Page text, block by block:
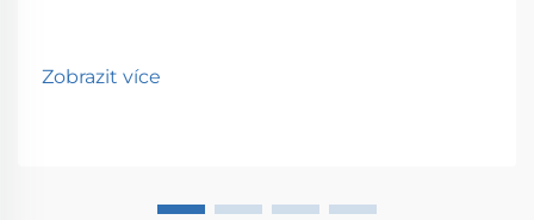
Zobrazit více